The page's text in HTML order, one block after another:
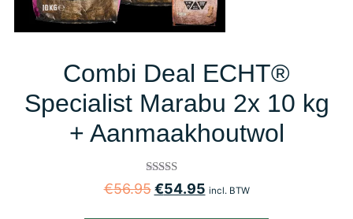
Combi Deal ECHT®
Specialist Marabu 2x 10 kg
+ Aanmaakhoutwol
Gewaardeerd
4.60
€56.95 €54.95 incl. BTW